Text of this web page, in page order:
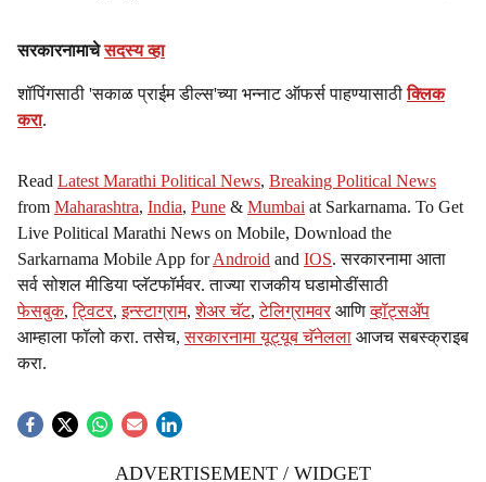
सरकारनामाचेसदस्य व्हा
शॉपिंगसाठी 'सकाळ प्राईम डील्स'च्या भन्नाट ऑफर्स पाहण्यासाठीक्लिक
करा.
Read Latest Marathi Political News, Breaking Political News
from Maharashtra, India, Pune & Mumbai at Sarkarnama. To Get
Live Political Marathi News on Mobile, Download the
Sarkarnama Mobile App forAndroid and IOS. सरकारनामा आता
सर्व सोशल मीडिया प्लॅटफॉर्मवर. ताज्या राजकीय घडामोडींसाठी
फेसबुक,ट्विटर,इन्स्टाग्राम,शेअर चॅट,टेलिग्रामवर आणिव्हॉट्सॲप
आम्हाला फॉलो करा. तसेच,सरकारनामा यूट्यूब चॅनेलला आजच सबस्क्राइब
करा.
ADVERTISEMENT / WIDGET